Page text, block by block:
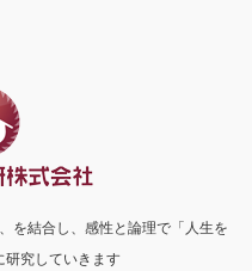
を結合し、感性と論理で「人生を
研究していきます